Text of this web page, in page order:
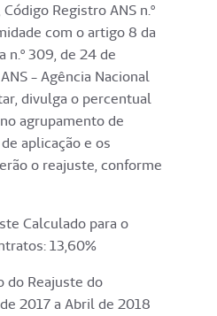
Registro ANS n.º
com o artigo 8 da
n.º 309, de 24 de
- Agência Nacional
divulga o percentual
agrupamento de
aplicação e os
o reajuste, conforme
Calculado para o
13,60%
do Reajuste do
2017 a Abril de 2018